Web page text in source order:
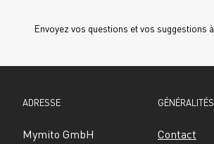
Envoyez vos questions et vos suggestions à
ADRESSE
Mymito GmbH
GÉNÉRALITÉS
Contact